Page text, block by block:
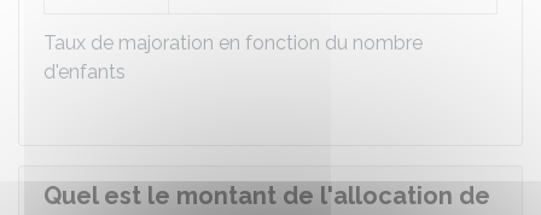
Taux de majoration en fonction du nombre
d'enfants
Quel est le montant de l'allocation de